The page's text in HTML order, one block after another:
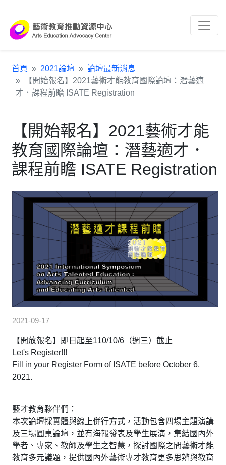
首頁 2021論壇
論壇最新消息
【開始報名】2021藝術才能教育國際論壇：潛藝適
才．課程前瞻 ISATE Registration
【開始報名】2021藝術才能
教育國際論壇：潛藝適才．
課程前瞻 ISATE Registration
2021-09-17
【開放報名】即日起至110/10/6（週三）截止
Let's Register!!!
Fill in your Register Form of ISATE before October 6,
2021.
藝才教育夥伴們：
本次論壇採實體與線上併行方式，活動包含四場主題演講
及三場圓桌論壇，並有海報發表及學生展演，集結國內外
學者、專家、教師及學生之智慧，探討國際之間藝術才能
教育多元議題，提供國內外藝術專才教育更多思辨與教育